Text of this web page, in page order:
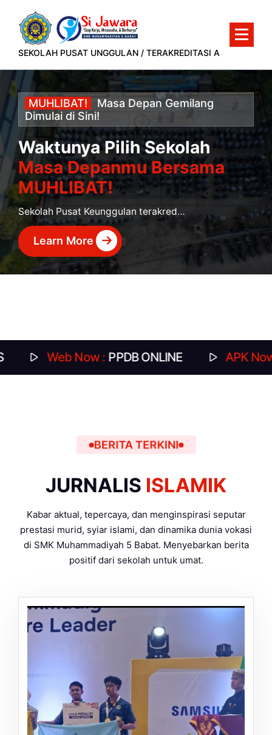
konten
SEKOLAH PUSAT UNGGULAN / TERAKREDITASI A
MUHLIBAT! Masa Depan Gemilang
Dimulai di Sini!
Waktunya Pilih Sekolah
Masa Depanmu Bersama
MUHLIBAT!
Sekolah Pusat Keunggulan terakreditasi A yang siap mencetak murid berprestasi dan siap kerja.
Learn More
Web Now : PPDB ONLINE APK Now :
BERITA TERKINI
JURNALIS ISLAMIK
Kabar aktual, tepercaya, dan menginspirasi seputar
prestasi murid, syiar islami, dan dinamika dunia vokasi
di SMK Muhammadiyah 5 Babat. Menyebarkan berita
positif dari sekolah untuk umat.